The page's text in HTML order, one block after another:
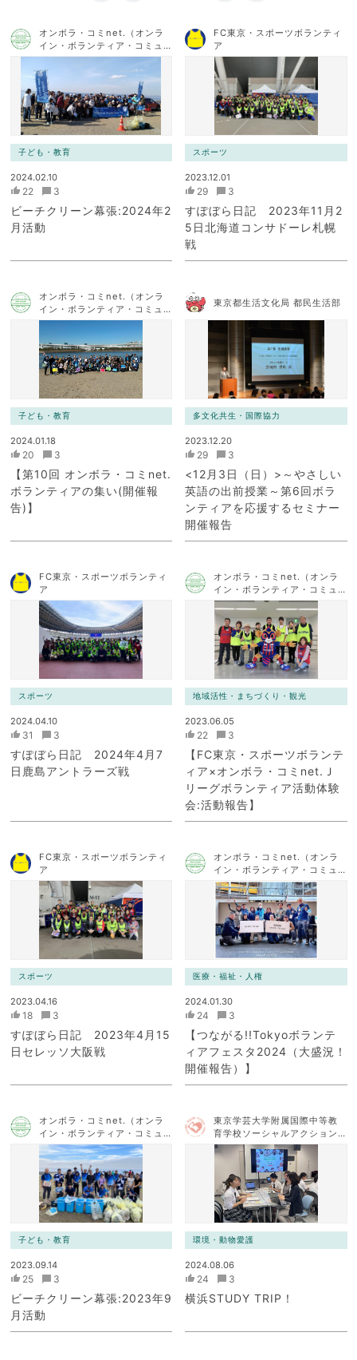
オンボラ・コミnet.（オンラ
イン・ボランティア・コミュ
ニケーション・ネットワー
ク）
子ども・教育
2024.02.10
22 3
ビーチクリーン幕張:2024年2
月活動
FC東京・スポーツボランティ
ア
スポーツ
2023.12.01
29 3
すぽぼら日記 2023年11月2
5日北海道コンサドーレ札幌
戦
オンボラ・コミnet.（オンラ
イン・ボランティア・コミュ
ニケーション・ネットワー
子ども・教育
2024.01.18
20 3
【第10回 オンボラ・コミnet.
ボランティアの集い(開催報
告)】
東京都生活文化局 都民生活部
多文化共生・国際協力
2023.12.20
29 3
<12月3日（日）>～やさしい
英語の出前授業～第6回ボラ
ンティアを応援するセミナー
開催報告
FC東京・スポーツボランティ
ア
スポーツ
2024.04.10
31 3
すぽぼら日記 2024年4月7
日鹿島アントラーズ戦
オンボラ・コミnet.（オンラ
イン・ボランティア・コミュ
ニケーション・ネットワー
ク）
地域活性・まちづくり・観光
2023.06.05
22 3
【FC東京・スポーツボランテ
ィア×オンボラ・コミnet.Ｊ
リーグボランティア活動体験
会:活動報告】
FC東京・スポーツボランティ
ア
スポーツ
2023.04.16
18 3
すぽぼら日記 2023年4月15
日セレッソ大阪戦
オンボラ・コミnet.（オンラ
イン・ボランティア・コミュ
ニケーション・ネットワー
ク）
医療・福祉・人権
2024.01.30
24 3
【つながる!!Tokyoボランテ
ィアフェスタ2024（大盛況！
開催報告）】
オンボラ・コミnet.（オンラ
イン・ボランティア・コミュ
ニケーション・ネットワー
ク）
子ども・教育
2023.09.14
25 3
ビーチクリーン幕張:2023年9
月活動
東京学芸大学附属国際中等教
育学校ソーシャルアクション
チーム
環境・動物愛護
2024.08.06
24 3
横浜STUDY TRIP！